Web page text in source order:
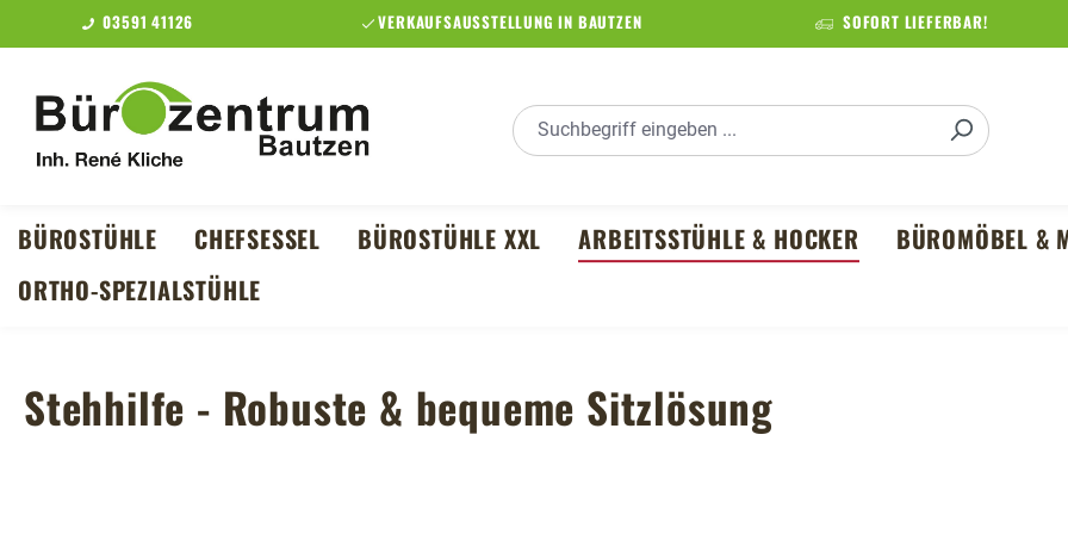
Hauptinhalt springen
Zur Suche springen
Zur Hauptnavigation springen
03591 41126 VERKAUFSAUSSTELLUNG IN BAUTZEN SOFORT LIEFERBAR!
BÜROSTÜHLE CHEFSESSEL BÜROSTÜHLE XXL ARBEITSSTÜHLE & HOCKER BÜROMÖBEL &
ORTHO-SPEZIALSTÜHLE
Stehhilfe - Robuste & bequeme Sitzlösung